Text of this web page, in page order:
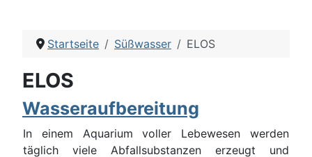
Startseite Süßwasser ELOS
ELOS
Wasseraufbereitung
In einem Aquarium voller Lebewesen werden
täglich viele Abfallsubstanzen erzeugt und